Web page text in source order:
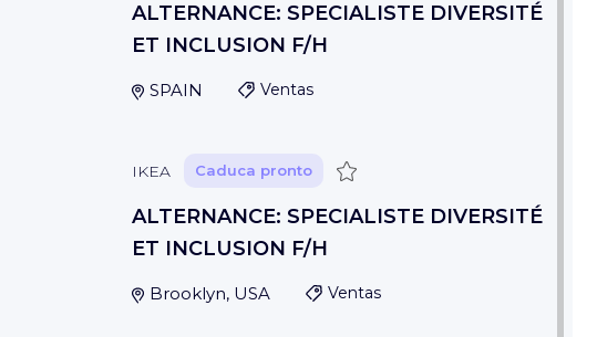
ALTERNANCE: SPECIALISTE DIVERSITÉ
ET INCLUSION F/H
SPAIN Ventas
IKEA Caduca pronto Guardar
ALTERNANCE: SPECIALISTE DIVERSITÉ
ET INCLUSION F/H
Brooklyn, USA Ventas